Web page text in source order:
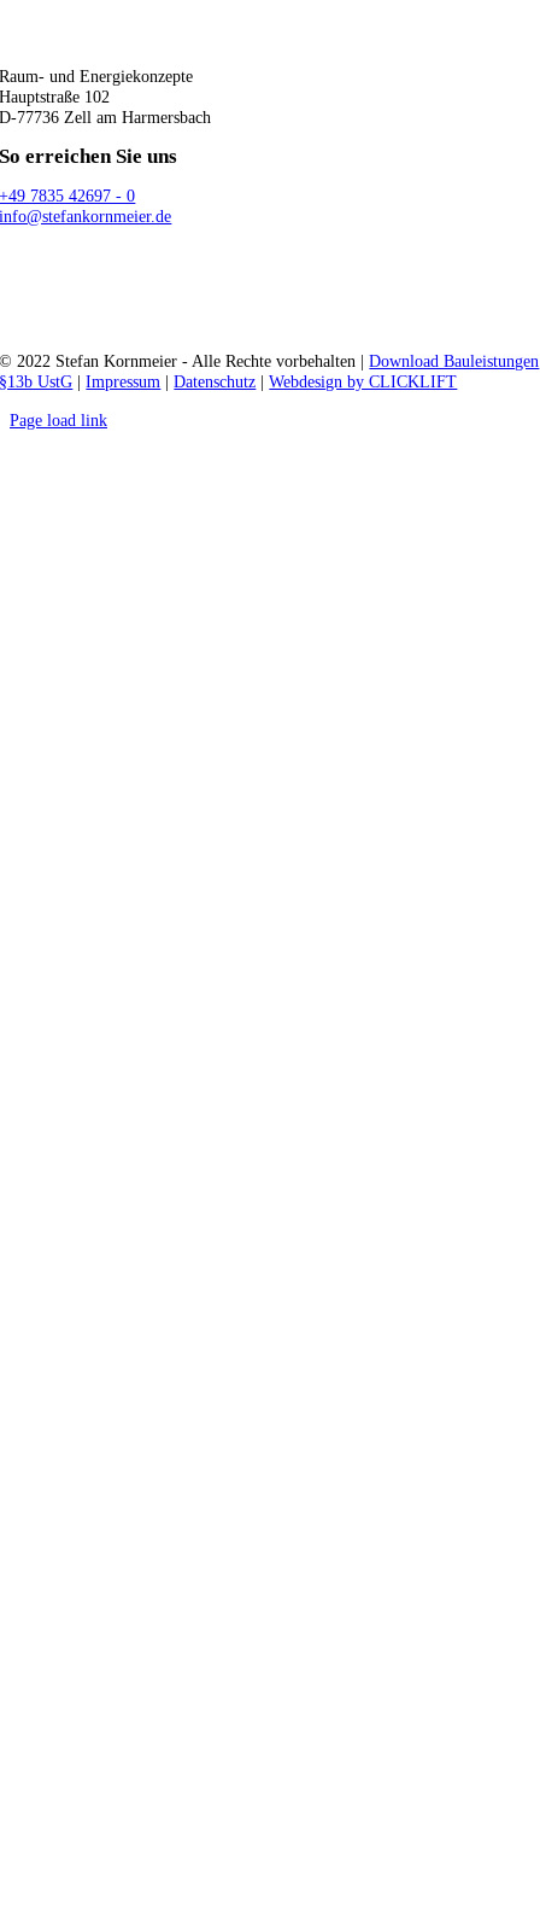
Raum- und Energiekonzepte
Hauptstraße 102
D-77736 Zell am Harmersbach
So erreichen Sie uns
+49 7835 42697 - 0
info@stefankornmeier.de
© 2022 Stefan Kornmeier - Alle Rechte vorbehalten |Download Bauleistungen
§13b UstG |Impressum |Datenschutz |Webdesign by CLICKLIFT
Page load link